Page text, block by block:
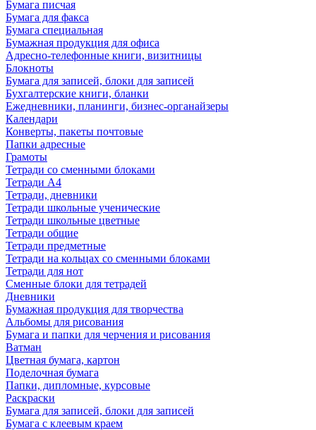
Бумага писчая
Бумага для факса
Бумага специальная
Бумажная продукция для офиса
Адресно-телефонные книги, визитницы
Блокноты
Бумага для записей, блоки для записей
Бухгалтерские книги, бланки
Ежедневники, планинги, бизнес-органайзеры
Календари
Конверты, пакеты почтовые
Папки адресные
Грамоты
Тетради со сменными блоками
Тетради А4
Тетради, дневники
Тетради школьные ученические
Тетради школьные цветные
Тетради общие
Тетради предметные
Тетради на кольцах со сменными блоками
Тетради для нот
Сменные блоки для тетрадей
Дневники
Бумажная продукция для творчества
Альбомы для рисования
Бумага и папки для черчения и рисования
Ватман
Цветная бумага, картон
Поделочная бумага
Папки, дипломные, курсовые
Раскраски
Бумага для записей, блоки для записей
Бумага с клеевым краем